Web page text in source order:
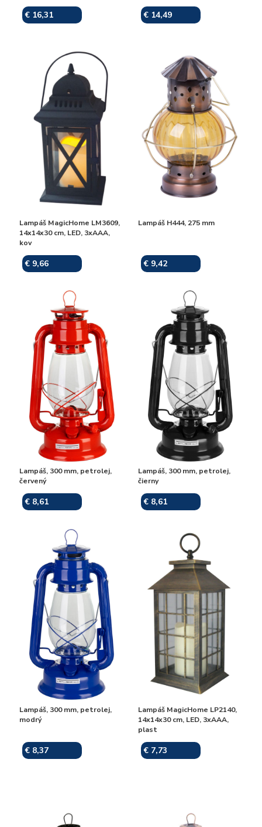
€ 16,31 € 14,49
Lampáš MagicHome LM3609,
14x14x30 cm, LED, 3xAAA,
kov
€ 9,66
Lampáš H444, 275 mm
€ 9,42
Lampáš, 300 mm, petrolej,
červený
€ 8,61
Lampáš, 300 mm, petrolej,
čierny
€ 8,61
Lampáš, 300 mm, petrolej,
modrý
€ 8,37
Lampáš MagicHome LP2140,
14x14x30 cm, LED, 3xAAA,
plast
€ 7,73